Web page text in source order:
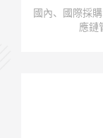
國內、國際採
應鏈